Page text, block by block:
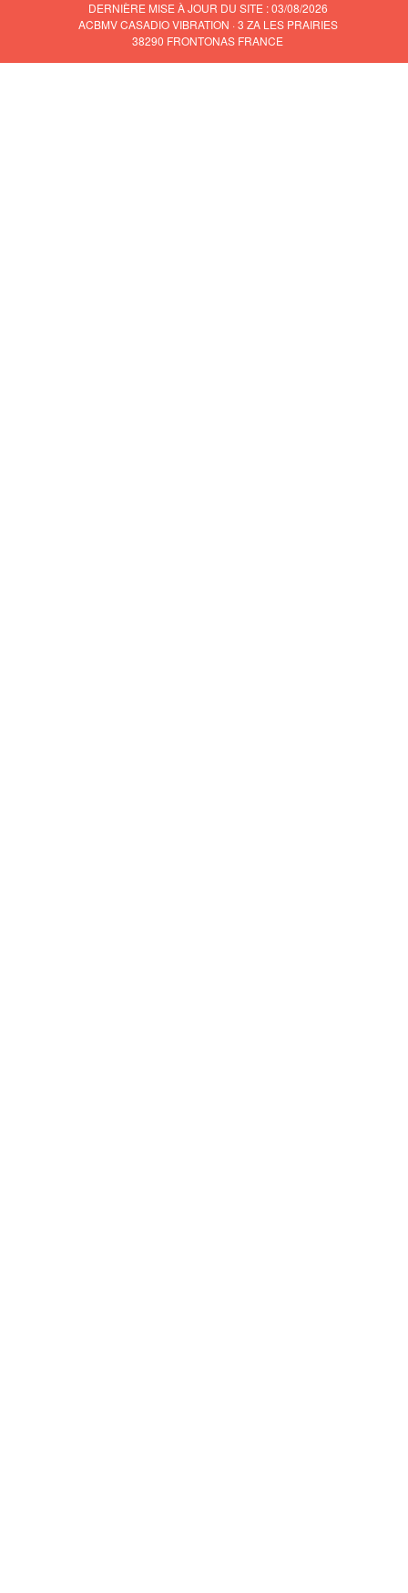
DERNIÈRE MISE À JOUR DU SITE : 03/08/2026
ACBMV CASADIO VIBRATION · 3 ZA LES PRAIRIES
38290 FRONTONAS FRANCE